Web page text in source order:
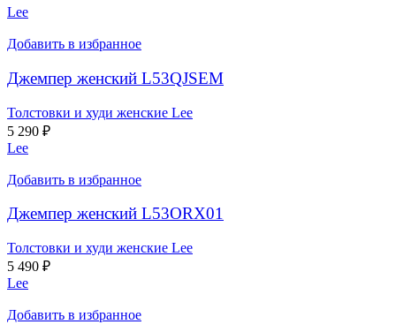
Lee
Добавить в избранное
Джемпер женский L53QJSEM
Толстовки и худи женские Lee
5 290 ₽
Lee
Добавить в избранное
Джемпер женский L53ORX01
Толстовки и худи женские Lee
5 490 ₽
Lee
Добавить в избранное